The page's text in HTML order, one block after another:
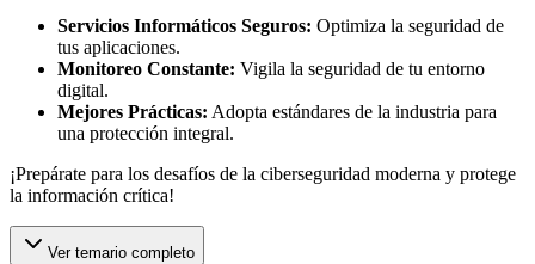
Servicios Informáticos Seguros: Optimiza la seguridad de
tus aplicaciones.
Monitoreo Constante: Vigila la seguridad de tu entorno
digital.
Mejores Prácticas: Adopta estándares de la industria para
una protección integral.
¡Prepárate para los desafíos de la ciberseguridad moderna y protege
la información crítica!
Ver temario completo